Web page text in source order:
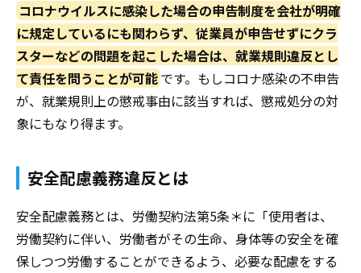
コロナウイルスに感染した場合の申告制度を会社が明確
に規定しているにも関わらず、従業員が申告せずにクラ
スターなどの問題を起こした場合は、就業規則違反とし
て責任を問うことが可能です。もしコロナ感染の不申告
が、就業規則上の懲戒事由に該当すれば、懲戒処分の対
象にもなり得ます。
安全配慮義務違反とは
安全配慮義務とは、労働契約法第5条＊に「使用者は、
労働契約に伴い、労働者がその生命、身体等の安全を確
保しつつ労働することができるよう、必要な配慮をする